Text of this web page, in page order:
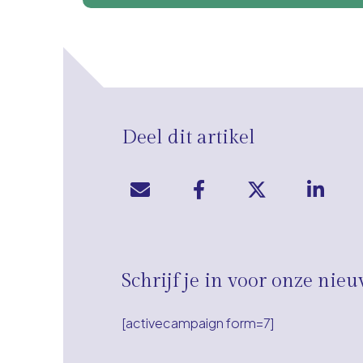
Deel dit artikel
Schrijf je in voor onze
[activecampaign form=7]